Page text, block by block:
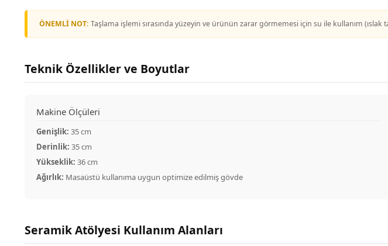
ÖNEMLİ NOT: Taşlama işlemi sırasında yüzeyin ve ürünün zarar görmemesi için su ile kullanım
Teknik Özellikler ve Boyutlar
Makine Ölçüleri
Genişlik: 35 cm
Derinlik: 35 cm
Yükseklik: 36 cm
Ağırlık: Masaüstü kullanıma uygun optimize edilmiş gövde
Seramik Atölyesi Kullanım Alanları